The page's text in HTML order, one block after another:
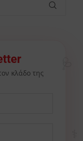
κλάδο της